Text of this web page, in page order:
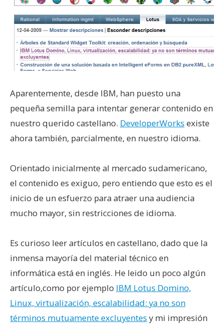
Aparentemente, desde IBM, han puesto una
pequeña semilla para intentar generar contenido en
nuestro querido castellano. DeveloperWorks existe
ahora también, parcialmente, en nuestro idioma.
Orientado inicialmente al mercado sudamericano,
el contenido es exiguo, pero entiendo que esto es el
inicio de un esfuerzo para atraer una audiencia
mucho mayor, sin restricciones de idioma.
Es curioso leer artículos en castellano, dado que la
inmensa mayoría del material técnico en
informática está en inglés. He leido un poco algún
artículo,como por ejemplo IBM Lotus Domino,
Linux, virtualización, escalabilidad: ya no son
términos mutuamente excluyentes y mi impresión